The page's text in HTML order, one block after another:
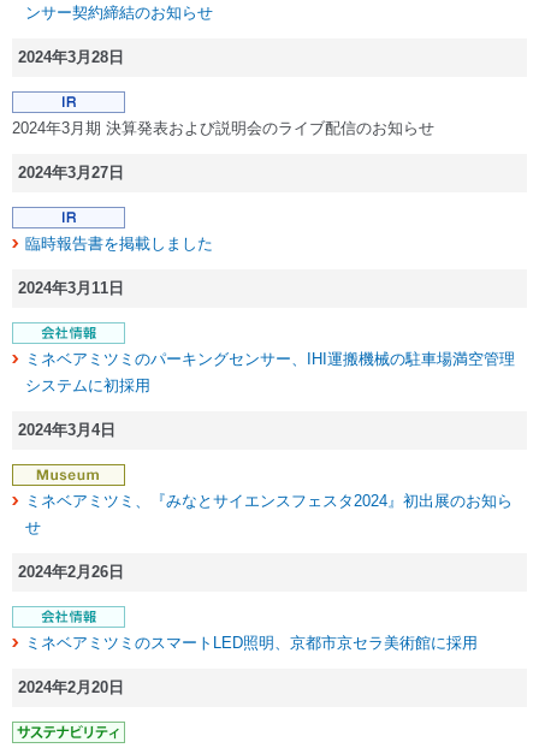
ンサー契約締結のお知らせ
2024年3月28日
2024年3月期 決算発表および説明会のライブ配信のお知らせ
2024年3月27日
臨時報告書を掲載しました
2024年3月11日
ミネベアミツミのパーキングセンサー、IHI運搬機械の駐車場満空管理
システムに初採用
2024年3月4日
ミネベアミツミ、『みなとサイエンスフェスタ2024』初出展のお知ら
せ
2024年2月26日
ミネベアミツミのスマートLED照明、京都市京セラ美術館に採用
2024年2月20日